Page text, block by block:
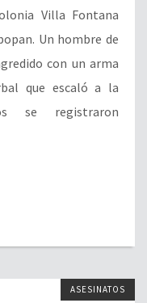
Villa Fontana
Un hombre de
con un arma
que escaló a la
se registraron
ASESINATOS